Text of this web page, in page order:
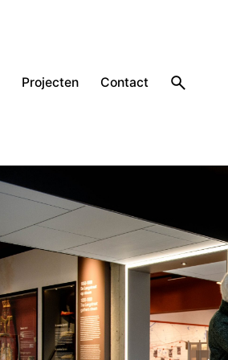
Projecten Contact